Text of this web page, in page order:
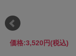
価格:3,520円(税込)